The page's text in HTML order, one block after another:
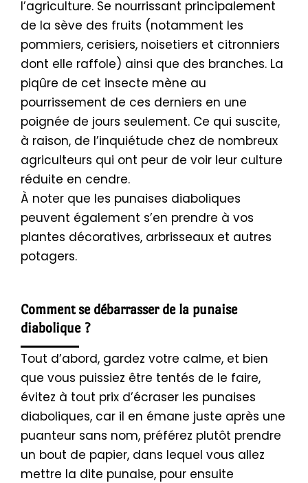
l’agriculture. Se nourrissant principalement
de la sève des fruits (notamment les
pommiers, cerisiers, noisetiers et citronniers
dont elle raffole) ainsi que des branches. La
piqûre de cet insecte mène au
pourrissement de ces derniers en une
poignée de jours seulement. Ce qui suscite,
à raison, de l’inquiétude chez de nombreux
agriculteurs qui ont peur de voir leur culture
réduite en cendre.
À noter que les punaises diaboliques
peuvent également s’en prendre à vos
plantes décoratives, arbrisseaux et autres
potagers.
Comment se débarrasser de la punaise
diabolique ?
Tout d’abord, gardez votre calme, et bien
que vous puissiez être tentés de le faire,
évitez à tout prix d’écraser les punaises
diaboliques, car il en émane juste après une
puanteur sans nom, préférez plutôt prendre
un bout de papier, dans lequel vous allez
mettre la dite punaise, pour ensuite